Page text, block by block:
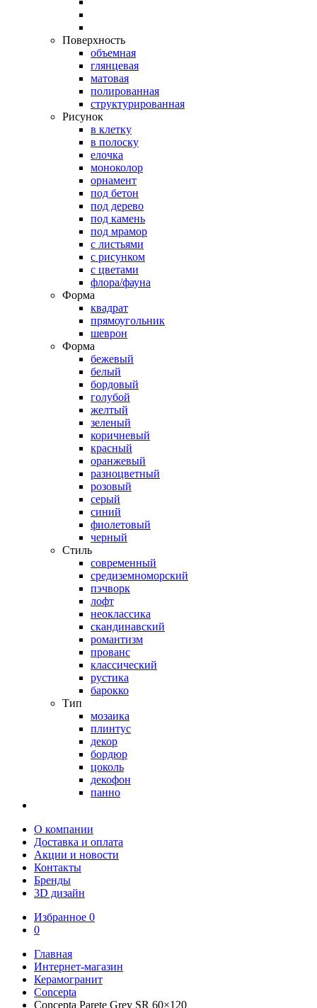
Поверхность
объемная
глянцевая
матовая
полированная
структурированная
Рисунок
в клетку
в полоску
елочка
моноколор
орнамент
под бетон
под дерево
под камень
под мрамор
с листьями
с рисунком
с цветами
флора/фауна
Форма
квадрат
прямоугольник
шеврон
Форма
бежевый
белый
бордовый
голубой
желтый
зеленый
коричневый
красный
оранжевый
разноцветный
розовый
серый
синий
фиолетовый
черный
Стиль
современный
средиземноморский
пэчворк
лофт
неоклассика
скандинавский
романтизм
прованс
классический
рустика
барокко
Тип
мозаика
плинтус
декор
бордюр
цоколь
декофон
панно
О компании
Доставка и оплата
Акции и новости
Контакты
Бренды
3D дизайн
Избранное 0
0
Главная
Интернет-магазин
Керамогранит
Concepta
Concepta Parete Grey SR 60×120